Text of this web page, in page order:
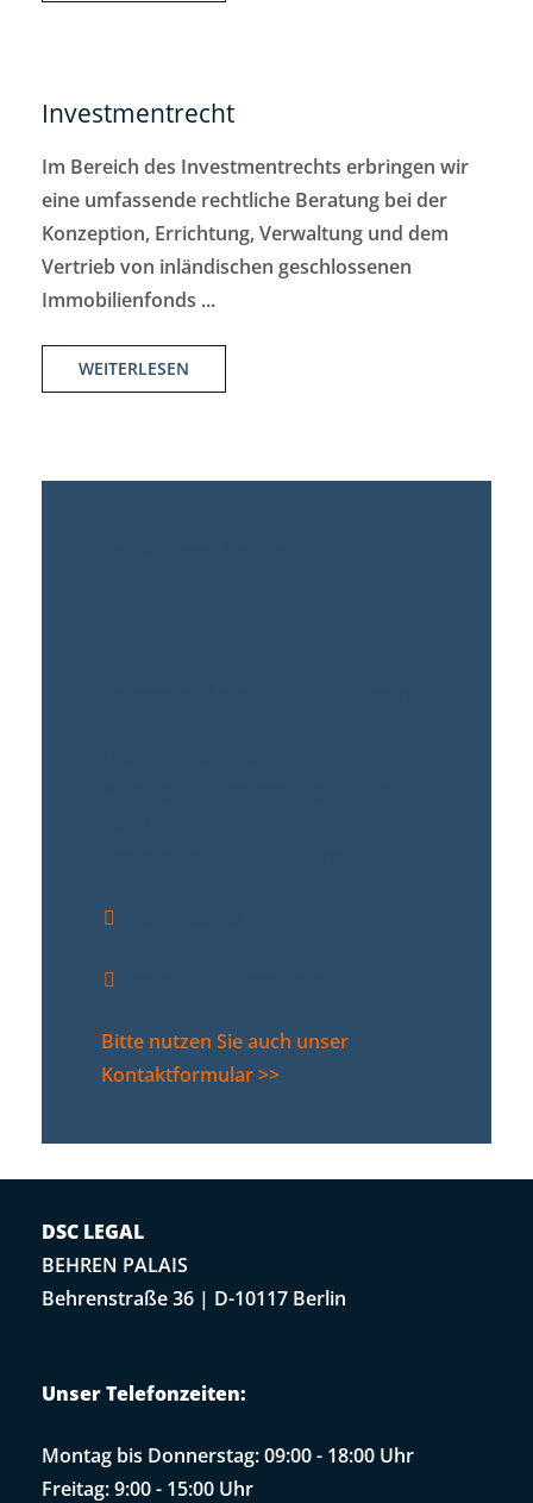
Investmentrecht
Im Bereich des Investmentrechts erbringen wir
eine umfassende rechtliche Beratung bei der
Konzeption, Errichtung, Verwaltung und dem
Vertrieb von inländischen geschlossenen
Immobilienfonds ...
WEITERLESEN
Bitte nutzen Sie auch unser
Kontaktformular >>
DSC LEGAL
BEHREN PALAIS
Behrenstraße 36 | D-10117 Berlin
Unser Telefonzeiten:
Montag bis Donnerstag: 09:00 - 18:00 Uhr
Freitag: 9:00 - 15:00 Uhr